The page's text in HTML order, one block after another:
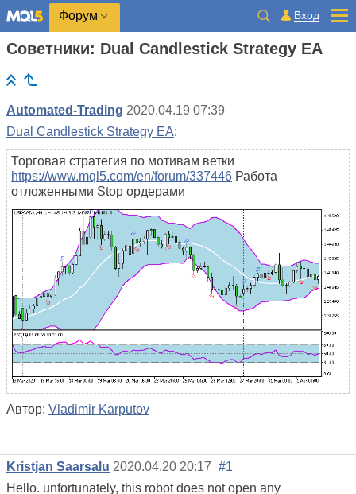
Форум Вход
Советники: Dual Candlestick Strategy EA
Automated-Trading 2020.04.19 07:39
Dual Candlestick Strategy EA:
Торговая стратегия по мотивам ветки
https://www.mql5.com/en/forum/337446 Работа
отложенными Stop ордерами
Автор: Vladimir Karputov
Kristjan Saarsalu 2020.04.20 20:17 #1
Hello. unfortunately, this robot does not open any